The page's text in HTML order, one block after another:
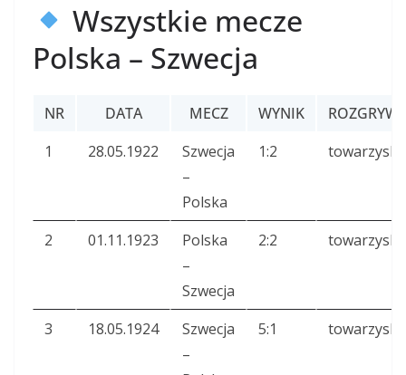
Wszystkie mecze
Polska – Szwecja
NR DATA MECZ WYNIK
1
28.05.1922
Szwecja
–
Polska
1:2 towarzyski
2 01.11.1923
Polska
–
Szwecja
2:2 towarzyski
3 18.05.1924
Szwecja
–
5:1 towarzyski